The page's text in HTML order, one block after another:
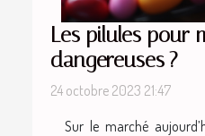
Les pilules pour
dangereuses ?
24 octobre 2023 21:47
Sur le marché